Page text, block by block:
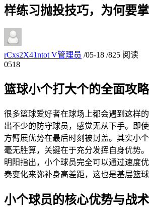
样练习抛投技巧，为何要掌
rCxs2X41ntot V管理员 /05-18 /825 阅读
0518
篮球小个打大个的全面攻略
很多篮球爱好者在球场上都会遇到这样
出不少的防守球员，感觉无从下手。即
方臂展优势在最后时刻被封盖。其实小
毫无胜算，关键在于充分发挥自身优势
明阳指出，小个球员完全可以通过速度
奏变化来弥补身高差距，这也是基层篮
小个球员的核心优势与战